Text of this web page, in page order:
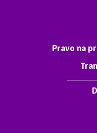
Pravo na